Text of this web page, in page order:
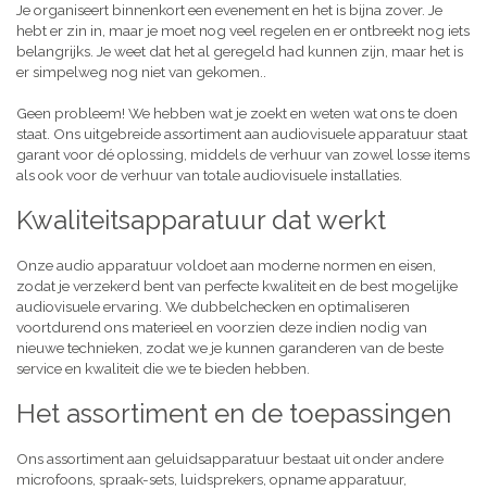
Je organiseert binnenkort een evenement en het is bijna zover. Je
hebt er zin in, maar je moet nog veel regelen en er ontbreekt nog iets
belangrijks. Je weet dat het al geregeld had kunnen zijn, maar het is
er simpelweg nog niet van gekomen..
Geen probleem! We hebben wat je zoekt en weten wat ons te doen
staat. Ons uitgebreide assortiment aan audiovisuele apparatuur staat
garant voor dé oplossing, middels de verhuur van zowel losse items
als ook voor de verhuur van totale audiovisuele installaties.
Kwaliteitsapparatuur dat werkt
Onze audio apparatuur voldoet aan moderne normen en eisen,
zodat je verzekerd bent van perfecte kwaliteit en de best mogelijke
audiovisuele ervaring. We dubbelchecken en optimaliseren
voortdurend ons materieel en voorzien deze indien nodig van
nieuwe technieken, zodat we je kunnen garanderen van de beste
service en kwaliteit die we te bieden hebben.
Het assortiment en de toepassingen
Ons assortiment aan geluidsapparatuur bestaat uit onder andere
microfoons, spraak-sets, luidsprekers, opname apparatuur,